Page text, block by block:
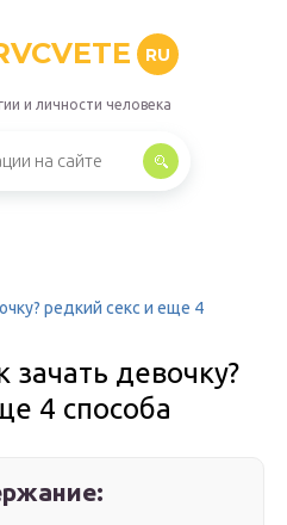
RU
и личности человека
редкий секс и еще 4
зачать девочку?
4 способа